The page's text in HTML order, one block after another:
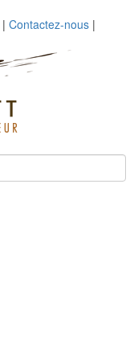
| Contactez-nous |